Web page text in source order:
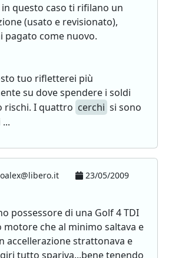
questo caso ti rifilano un
(usato e revisionato),
pagato come nuovo.
tuo rifletterei più
su dove spendere i soldi
rischi. I quattro cerchi si sono
23/05/2009
possessore di una Golf 4 TDI
motore che al minimo saltava e
accellerazione strattonava e
tutto spariva...bene tenendo